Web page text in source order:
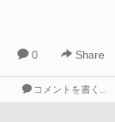
0 Share
コメントを書く...